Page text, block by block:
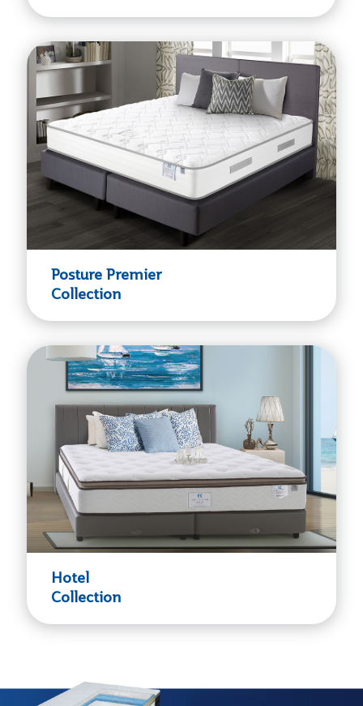
Posture Premier
Collection
Hotel
Collection